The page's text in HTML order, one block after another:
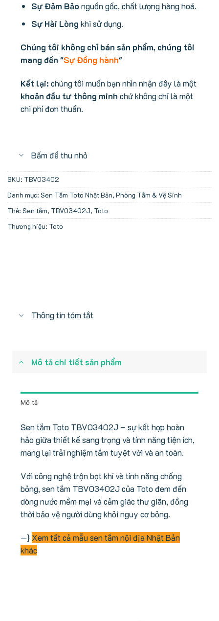
Sự Đảm Bảo nguồn gốc, chất lượng hàng hoá.
Sự Hài Lòng khi sử dụng.
Chúng tôi không chỉ bán sản phẩm, chúng tôi
mang đến "Sự Đồng hành"
Kết lại: chúng tôi muốn bạn nhìn nhận đây là một
khoản đầu tư thông minh chứ không chỉ là một
chi phí đơn thuần.
Bấm để thu nhỏ
SKU: TBV03402
Danh mục: Sen Tắm Toto Nhật Bản, Phòng Tắm & Vệ Sinh
Thẻ: Sen tắm, TBV03402J, Toto
Thương hiệu: Toto
Thông tin tóm tắt
Mô tả chi tiết sản phẩm
Mô tả
Sen tắm Toto TBV03402J – sự kết hợp hoàn
hảo giữa thiết kế sang trọng và tính năng tiện ích,
mang lại trải nghiệm tắm tuyệt vời và an toàn.
Với công nghệ trộn bọt khí và tính năng chống
bỏng, sen tắm TBV03402J của Toto đem đến
dòng nước mềm mại và cảm giác thư giãn, đồng
thời bảo vệ người dùng khỏi nguy cơ bỏng.
—} Xem tất cả mẫu sen tắm nội địa Nhật Bản
khác